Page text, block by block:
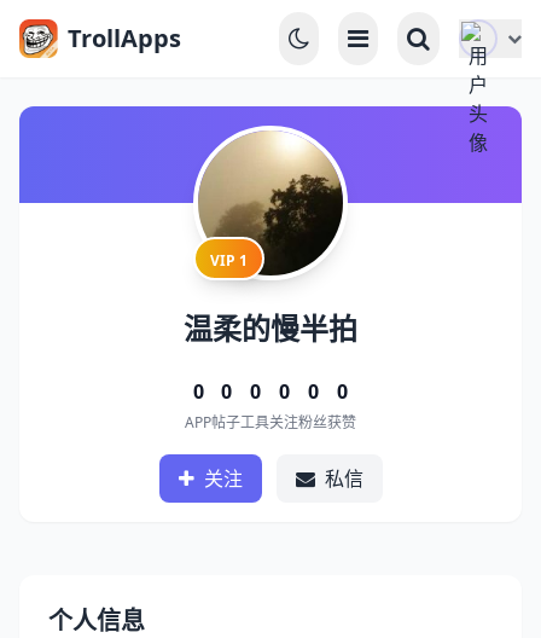
TrollApps
VIP 1
温柔的慢半拍
0
APP
0
帖子
0
工具
0
关注
0
粉丝
0
获赞
关注 私信
个人信息